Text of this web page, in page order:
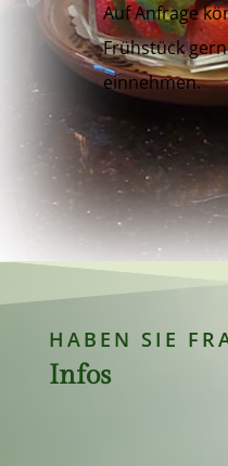
Auf Anfrage
Frühstück
einnehmen.
HABEN SIE
Infos